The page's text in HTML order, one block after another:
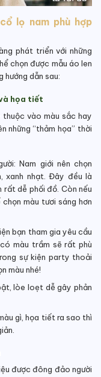
lọ nam phù hợp
phát triển với những
chọn được mẫu áo len
hướng dẫn sau:
họa tiết
vào màu sắc hay
những “thảm họa” thời
Nam giới nên chọn
xanh nhạt. Đây đều là
rất dễ phối đồ. Còn nếu
màu tươi sáng hơn
bạn tham gia yêu cầu
màu trầm sẽ rất phù
sự kiện party thoải
màu nhé!
lòe loẹt dễ gây phản
gì, họa tiết ra sao thì
được đông đảo người